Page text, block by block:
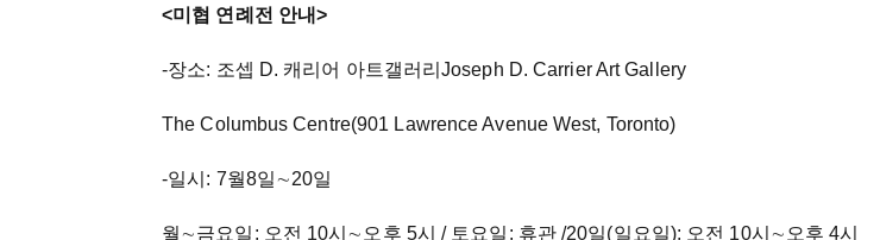
<미협 연례전 안내>
-장소: 조셉 D. 캐리어 아트갤러리Joseph D. Carrier Art Gallery
The Columbus Centre(901 Lawrence Avenue West, Toronto)
-일시: 7월8일∼20일
월∼금요일: 오전 10시∼오후 5시 / 토요일: 휴관 /20일(일요일): 오전 10시∼오후 4시